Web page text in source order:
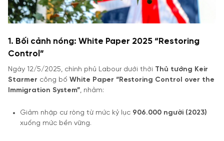
1. Bối cảnh nóng: White Paper 2025 “Restoring
Control”
Ngày 12/5/2025, chính phủ Labour dưới thời Thủ tướng Keir
Starmer công bố White Paper “Restoring Control over the
Immigration System”, nhằm:
Giảm nhập cư ròng từ mức kỷ lục 906.000 người (2023)
xuống mức bền vững.